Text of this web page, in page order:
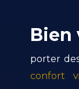
Bien
porter
confort